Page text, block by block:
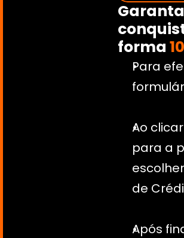
forma
Para
Ao
para a
de
Após